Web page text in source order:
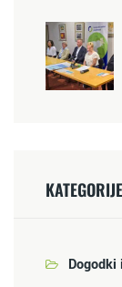
KATEGORIJE